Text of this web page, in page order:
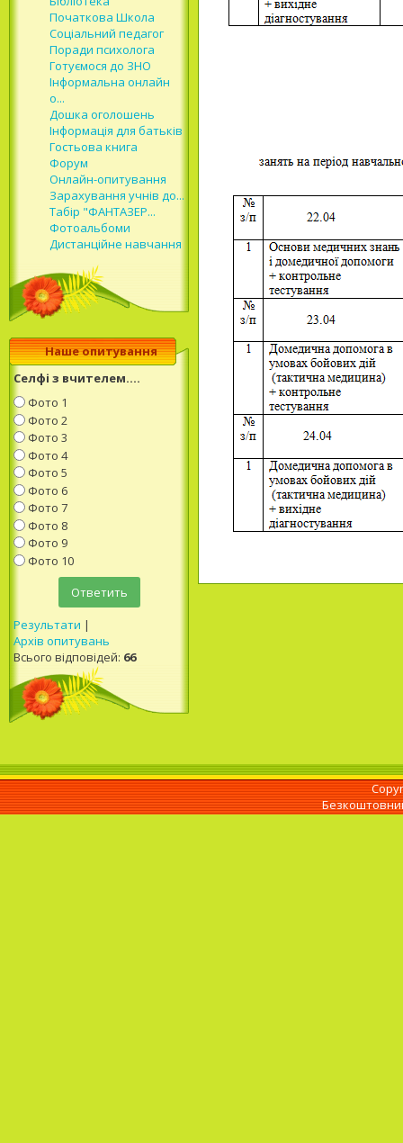
Початкова Школа
Соціальний педагог
Поради психолога
Готуємося до ЗНО
Інформальна онлайн
о...
Дошка оголошень
Інформація для батьків
Гостьова книга
Форум
Онлайн-опитування
Зарахування учнів до...
Табір "ФАНТАЗЕР...
Фотоальбоми
Дистанційне навчання
Наше опитування
Селфі з вчителем....
Фото 1
Фото 2
Фото 3
Фото 4
Фото 5
Фото 6
Фото 7
Фото 8
Фото 9
Фото 10
Результати |
Архів опитувань
Всього відповідей: 66